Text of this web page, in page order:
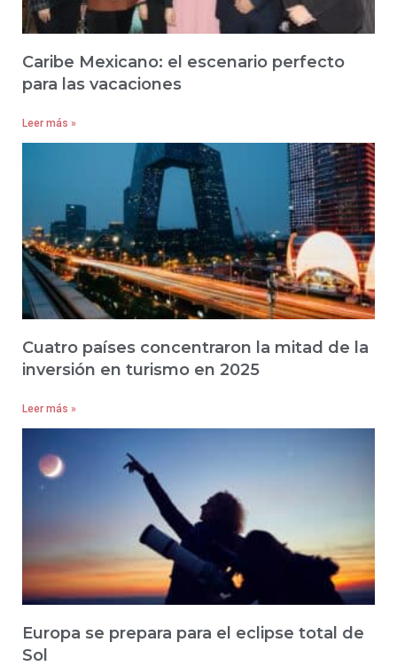
Caribe Mexicano: el escenario perfecto
para las vacaciones
Leer más »
Cuatro países concentraron la mitad de la
inversión en turismo en 2025
Leer más »
Europa se prepara para el eclipse total de
Sol